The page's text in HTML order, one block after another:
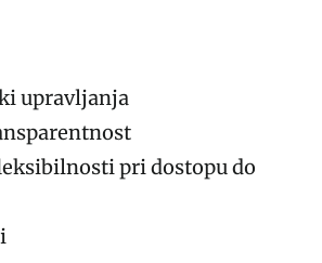
upravljanja
pri dostopu do